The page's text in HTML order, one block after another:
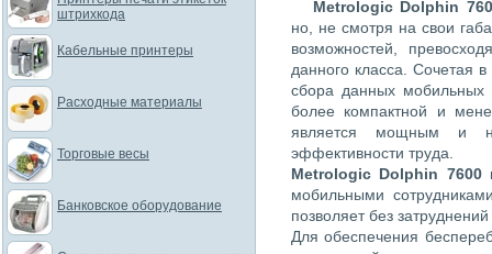
Metrologic Dolphin
но, не смотря на свои
возможностей,
данного класса. Сочетая
сбора данных мобильных
более компактной и
является мощным и
эффективности труда.
Metrologic Dolphin 7600
мобильными
позволяет без
Для обеспечения
штрихкода
Кабельные принтеры
Расходные материалы
Торговые весы
Банковское оборудование